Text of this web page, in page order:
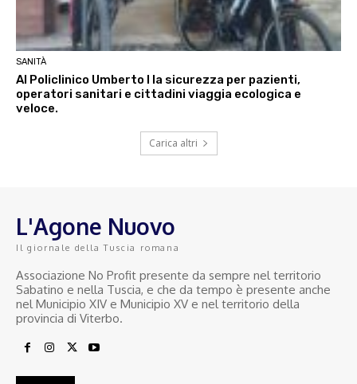
SANITÀ
Al Policlinico Umberto I la sicurezza per pazienti,
operatori sanitari e cittadini viaggia ecologica e
veloce.
Carica altri
L'Agone Nuovo
Il giornale della Tuscia romana
Associazione No Profit presente da sempre nel territorio
Sabatino e nella Tuscia, e che da tempo è presente anche
nel Municipio XIV e Municipio XV e nel territorio della
provincia di Viterbo.